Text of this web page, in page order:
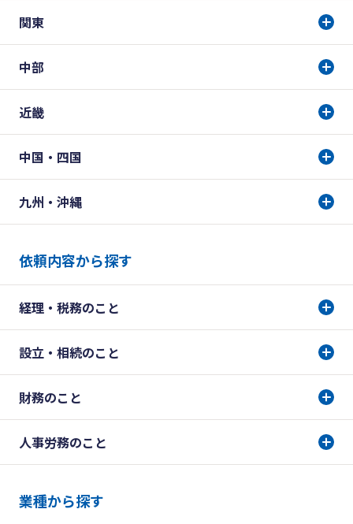
関東
中部
近畿
中国・四国
九州・沖縄
依頼内容から探す
経理・税務のこと
設立・相続のこと
財務のこと
人事労務のこと
業種から探す